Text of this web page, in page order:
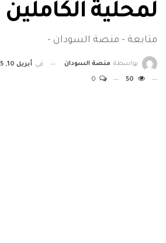
لمحلية الكاملين
متابعة - منصة السودان -
بواسطة منصة السودان في أبريل 10, 2025
50